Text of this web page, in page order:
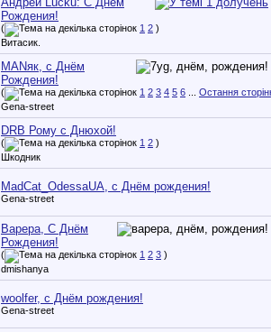
Рождения!
( 1 2 )
Витасик.
MANяк, с Днём
Рождения!
( 1 2 3 4 5 6
Остання
Gena-street
DRB Рому с Днюхой!
( 1 2 )
Шкодник
MadCat_OdessaUA, с Днём рождения!
Gena-street
Варера, С Днём
Рождения!
( 1 2 3 )
dmishanya
woolfer, с Днём рождения!
Gena-street